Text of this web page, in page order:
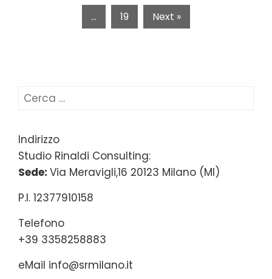
… 19 Next »
Ricerca
Indirizzo
Studio Rinaldi Consulting:
Sede: Via Meravigli,16 20123 Milano (MI)
P.I. 12377910158
Telefono
+39 3358258883
eMail info@srmilano.it